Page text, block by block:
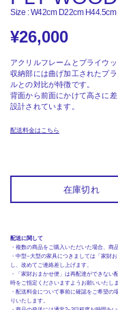
Size : W42cm D22cm H44.5cm
¥26,000
アクリルフレームとプライウ
収納部には曲げ加工されたプ
ルとの対比が特徴です。
背面から前面にかけて高さに
設計されています。
配送料金はこちら
在庫切れ
配送に関して
・複数の商品をご購入いただいた場合、商
・中型~大型の家具につきましては「家財
し、改めてご連絡差し上げます。
・「家財おまかせ便」は再配達ができない
時をご指定くださいますようお願いいたしま
・配送料金について事前に確認をご希望の
りいたします。